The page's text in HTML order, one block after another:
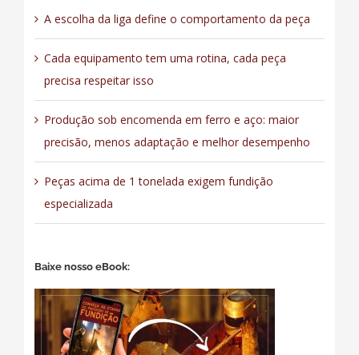
A escolha da liga define o comportamento da peça
Cada equipamento tem uma rotina, cada peça
precisa respeitar isso
Produção sob encomenda em ferro e aço: maior
precisão, menos adaptação e melhor desempenho
Peças acima de 1 tonelada exigem fundição
especializada
Baixe nosso eBook: